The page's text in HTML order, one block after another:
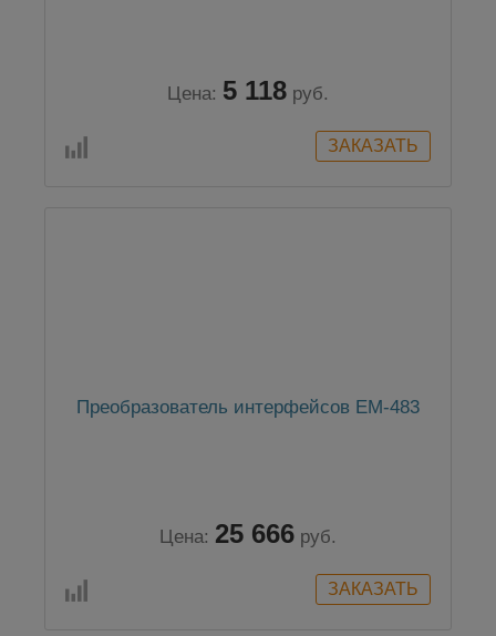
Цена: 5 118 руб.
Преобразователь интерфейсов EM-483
Цена: 25 666 руб.